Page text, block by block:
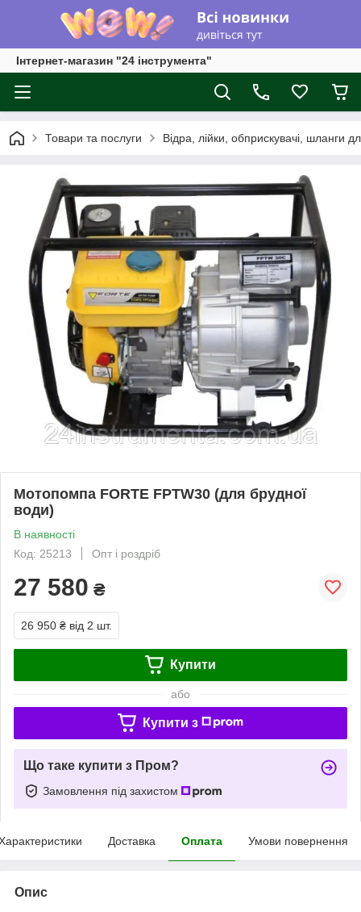
Інтернет-магазин "24 інструмента"
Товари та послуги Відра, лійки, обприскувачі, шланги
Мотопомпа FORTE FPTW30 (для брудної
води)
В наявності
Код: 25213
Опт і роздріб
27 580 ₴
26 950 ₴ від 2 шт.
Купити
або
Купити з
Що таке купити з Пром?
Замовлення під захистом
Доставка Оплата Умови повернення
Опис